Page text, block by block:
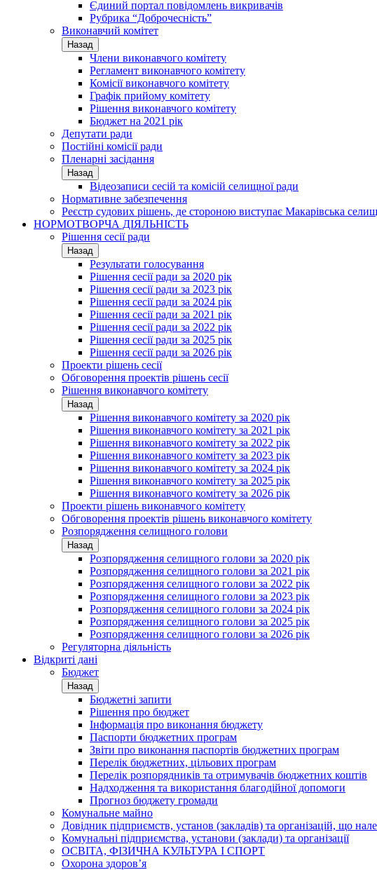
Єдиний портал повідомлень викривачів
Рубрика “Доброчесність”
Виконавчий комітет
Назад
Члени виконавчого комітету
Регламент виконавчого комітету
Комісії виконавчого комітету
Графік прийому комітету
Рішення виконавчого комітету
Бюджет на 2021 рік
Депутати ради
Постійні комісії ради
Пленарні засідання
Назад
Відеозаписи сесій та комісій селищної ради
Нормативне забезпечення
Реєстр судових рішень, де стороною виступає Макарівська
НОРМОТВОРЧА ДІЯЛЬНІСТЬ
Рішення сесії ради
Назад
Результати голосування
Рішення сесії ради за 2020 рік
Рішення сесії ради за 2023 рік
Рішення сесії ради за 2024 рік
Рішення сесії ради за 2021 рік
Рішення сесії ради за 2022 рік
Рішення сесії ради за 2025 рік
Рішення сесії ради за 2026 рік
Проекти рішень сесії
Обговорення проектів рішень сесії
Рішення виконавчого комітету
Назад
Рішення виконавчого комітету за 2020 рік
Рішення виконавчого комітету за 2021 рік
Рішення виконавчого комітету за 2022 рік
Рішення виконавчого комітету за 2023 рік
Рішення виконавчого комітету за 2024 рік
Рішення виконавчого комітету за 2025 рік
Рішення виконавчого комітету за 2026 рік
Проекти рішень виконавчого комітету
Обговорення проектів рішень виконавчого комітету
Розпорядження селищного голови
Назад
Розпорядження селищного голови за 2020 рік
Розпорядження селищного голови за 2021 рік
Розпорядження селищного голови за 2022 рік
Розпорядження селищного голови за 2023 рік
Розпорядження селищного голови за 2024 рік
Розпорядження селищного голови за 2025 рік
Розпорядження селищного голови за 2026 рік
Регуляторна діяльність
Відкриті дані
Бюджет
Назад
Бюджетні запити
Рішення про бюджет
Інформація про виконання бюджету
Паспорти бюджетних програм
Звіти про виконання паспортів бюджетних програм
Перелік бюджетних, цільових програм
Перелік розпорядників та отримувачів бюджетних коштів
Надходження та використання благодійної допомоги
Прогноз бюджету громади
Комунальне майно
Довідник підприємств, установ (закладів) та організацій, що
Комунальні підприємства, установи (заклади) та організації
ОСВІТА, ФІЗИЧНА КУЛЬТУРА І СПОРТ
Охорона здоров’я